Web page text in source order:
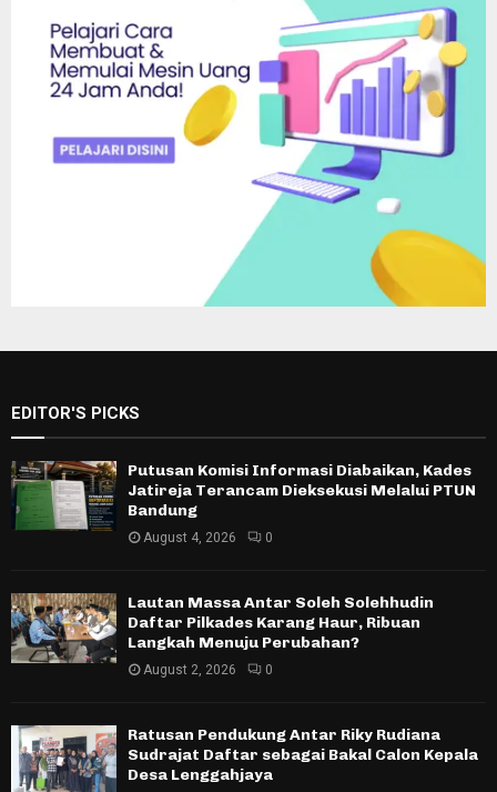
EDITOR'S PICKS
Putusan Komisi Informasi Diabaikan, Kades
Jatireja Terancam Dieksekusi Melalui PTUN
Bandung
August 4, 2026 0
Lautan Massa Antar Soleh Solehhudin
Daftar Pilkades Karang Haur, Ribuan
Langkah Menuju Perubahan?
August 2, 2026 0
Ratusan Pendukung Antar Riky Rudiana
Sudrajat Daftar sebagai Bakal Calon Kepala
Desa Lenggahjaya